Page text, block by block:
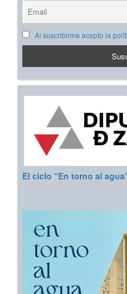
Al suscribirme acepto la
El ciclo “En torno al